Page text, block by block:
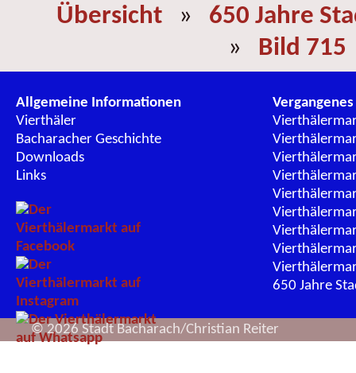
Übersicht » 650 Jahre
» Bild 715
Allgemeine Informationen
Vierthäler
Bacharacher Geschichte
Downloads
Links
Vergangenes
650 Jahre
© 2026 Stadt Bacharach/Christian Reiter